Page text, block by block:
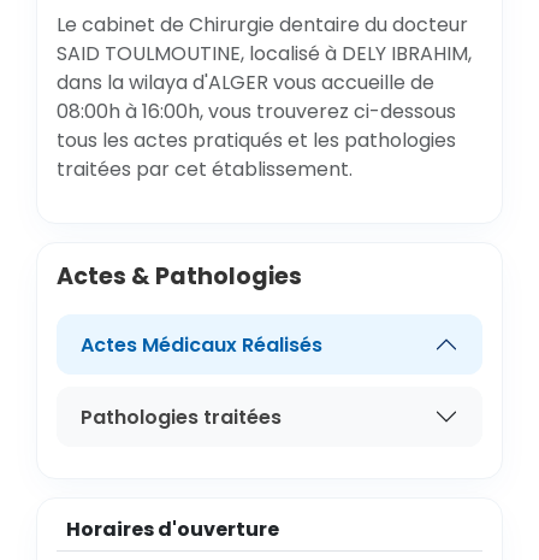
Le cabinet de Chirurgie dentaire du docteur
SAID TOULMOUTINE, localisé à DELY IBRAHIM,
dans la wilaya d'ALGER vous accueille de
08:00h à 16:00h, vous trouverez ci-dessous
tous les actes pratiqués et les pathologies
traitées par cet établissement.
Actes & Pathologies
Actes Médicaux Réalisés
Pathologies traitées
Horaires d'ouverture